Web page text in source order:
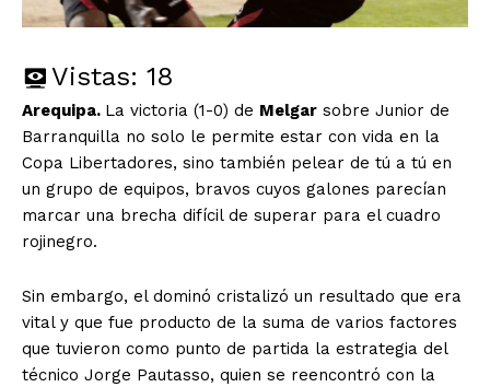
Vistas: 18
Arequipa. La victoria (1-0) de Melgar sobre Junior de
Barranquilla no solo le permite estar con vida en la
Copa Libertadores, sino también pelear de tú a tú en
un grupo de equipos, bravos cuyos galones parecían
marcar una brecha difícil de superar para el cuadro
rojinegro.
Sin embargo, el dominó cristalizó un resultado que era
vital y que fue producto de la suma de varios factores
que tuvieron como punto de partida la estrategia del
técnico Jorge Pautasso, quien se reencontró con la